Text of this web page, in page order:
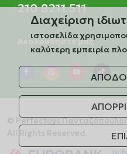
210 8211 511
Ακολουθήστε μας
© Perfectoys
All Rights Reserved.
Διαχείριση
ιστοσελίδα
καλύτερη εμπειρία